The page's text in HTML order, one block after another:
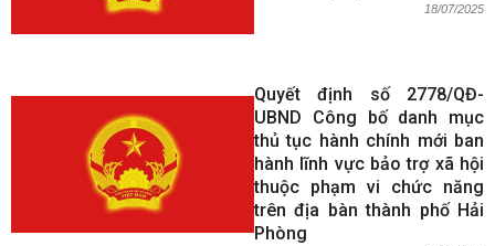
18/07/2025
Quyết định số 2778/QĐ-
UBND Công bố danh mục
thủ tục hành chính mới ban
hành lĩnh vực bảo trợ xã hội
thuộc phạm vi chức năng
trên địa bàn thành phố Hải
Phòng